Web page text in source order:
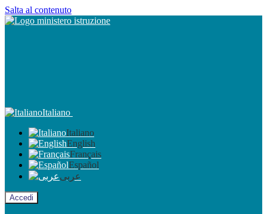
Salta al contenuto
Italiano
Italiano
English
Français
Español
عربى
Accedi